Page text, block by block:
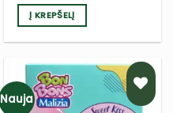
Į KREPŠELĮ
Nauja